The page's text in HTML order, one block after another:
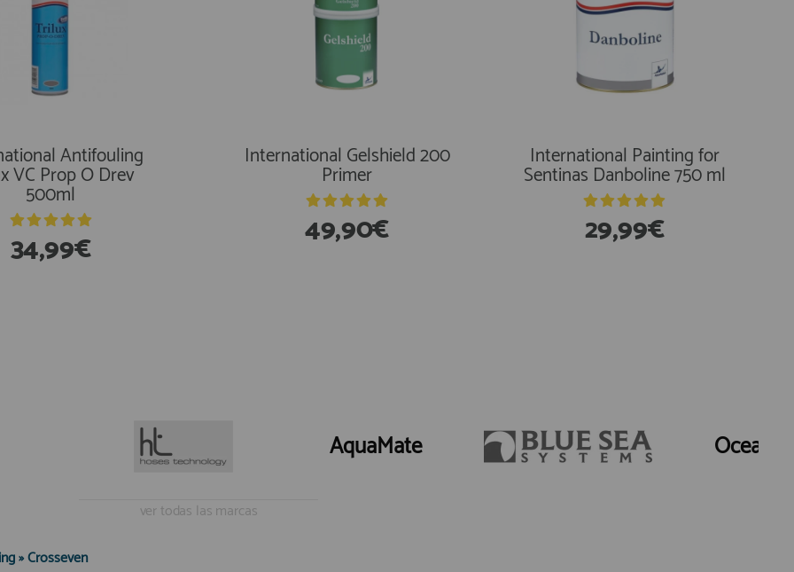
Antifouling
VC Prop O Drev
500ml
34,99€
Marlin Antifouling Eco para
Transductores
19,45€
Marlin Velox Super
Antifouling 0.5 l
61,90€
Polyester Putty 250
Grs
19,90€
International Gelshield 200
Primer
49,90€
International Painting for
Sentinas Danboline 750 ml
29,99€
AquaMate Ocean
ver todas las marcas
»Crosseven